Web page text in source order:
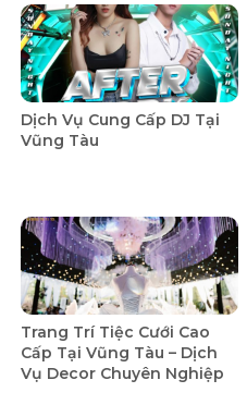
Dịch Vụ Cung Cấp DJ Tại
Vũng Tàu
Trang Trí Tiệc Cưới Cao
Cấp Tại Vũng Tàu – Dịch
Vụ Decor Chuyên Nghiệp